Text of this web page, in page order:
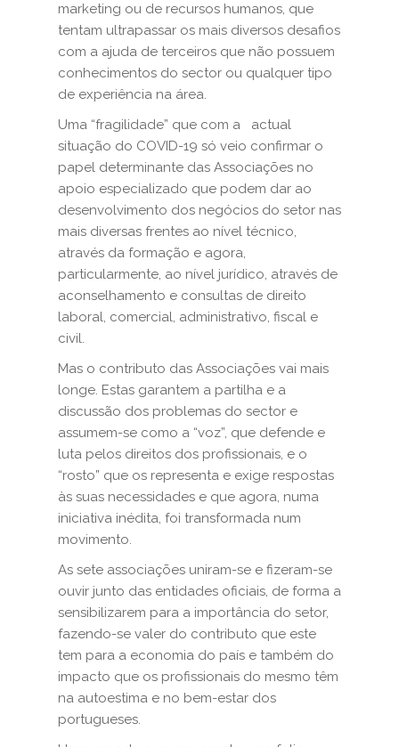
marketing ou de recursos humanos, que
tentam ultrapassar os mais diversos desafios
com a ajuda de terceiros que não possuem
conhecimentos do sector ou qualquer tipo
de experiência na área.
Uma “fragilidade” que com a actual
situação do COVID-19 só veio confirmar o
papel determinante das Associações no
apoio especializado que podem dar ao
desenvolvimento dos negócios do setor nas
mais diversas frentes ao nível técnico,
através da formação e agora,
particularmente, ao nível jurídico, através de
aconselhamento e consultas de direito
laboral, comercial, administrativo, fiscal e
civil.
Mas o contributo das Associações vai mais
longe. Estas garantem a partilha e a
discussão dos problemas do sector e
assumem-se como a “voz”, que defende e
luta pelos direitos dos profissionais, e o
“rosto” que os representa e exige respostas
às suas necessidades e que agora, numa
iniciativa inédita, foi transformada num
movimento.
As sete associações uniram-se e fizeram-se
ouvir junto das entidades oficiais, de forma a
sensibilizarem para a importância do setor,
fazendo-se valer do contributo que este
tem para a economia do país e também do
impacto que os profissionais do mesmo têm
na autoestima e no bem-estar dos
portugueses.